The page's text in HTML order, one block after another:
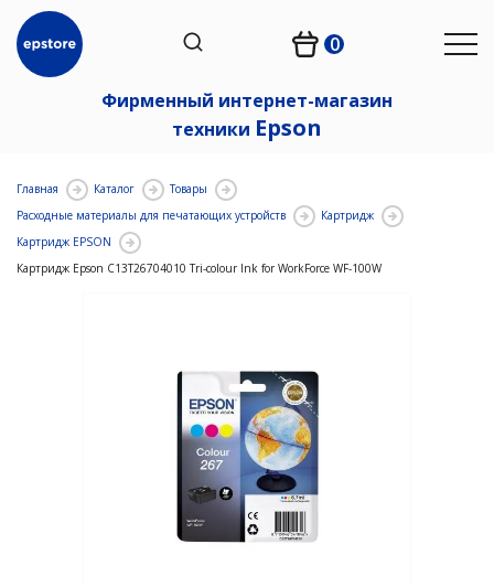
0
Фирменный интернет-магазин
техники Epson
Главная Каталог
Товары
Расходные материалы для печатающих устройств
Картридж
Картридж EPSON
Картридж Epson C13T26704010 Tri-colour Ink for WorkForce WF-100W